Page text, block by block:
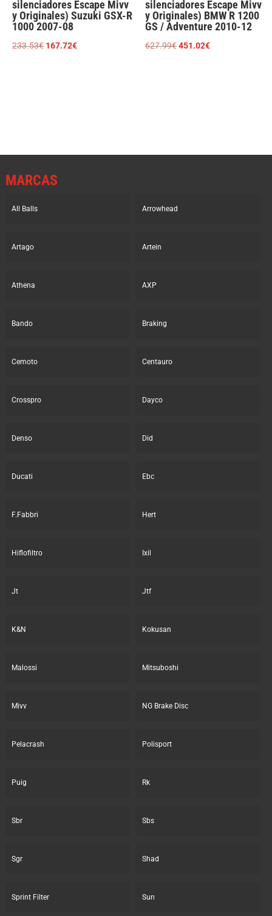
silenciadores Escape Mivv
y Originales) Suzuki GSX-R
1000 2007-08
233.53€ El
167.72€El
silenciadores Escape Mivv
y Originales) BMW R 1200
GS / Adventure 2010-12
627.99€El
451.02€El
MARCAS
All Balls Arrowhead
Artago Artein
Athena AXP
Bando Braking
Cemoto Centauro
Crosspro Dayco
Denso Did
Ducati Ebc
F.Fabbri Hert
Hiflofiltro Ixil
Jt Jtf
K&N Kokusan
Malossi Mitsuboshi
Mivv NG Brake Disc
Pelacrash Polisport
Puig Rk
Sbr Sbs
Sgr Shad
Sprint Filter Sun